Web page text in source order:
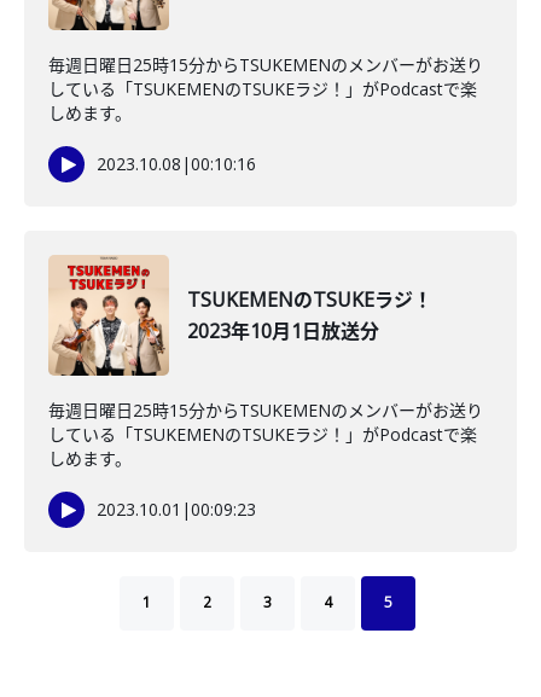
毎週日曜日25時15分からTSUKEMENのメンバーがお送り
している「TSUKEMENのTSUKEラジ！」がPodcastで楽
しめます。
2023.10.08 |00:10:16
TSUKEMENのTSUKEラジ！
2023年10月1日放送分
毎週日曜日25時15分からTSUKEMENのメンバーがお送り
している「TSUKEMENのTSUKEラジ！」がPodcastで楽
しめます。
2023.10.01 |00:09:23
1 2 3 4 5